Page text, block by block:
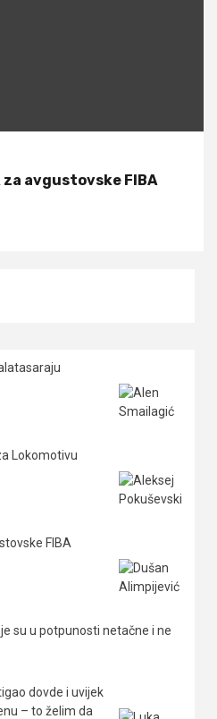
avgustovske FIBA
Lokomotivu
FIBA
su u potpunosti netačne i ne
dovde i uvijek
– to želim da